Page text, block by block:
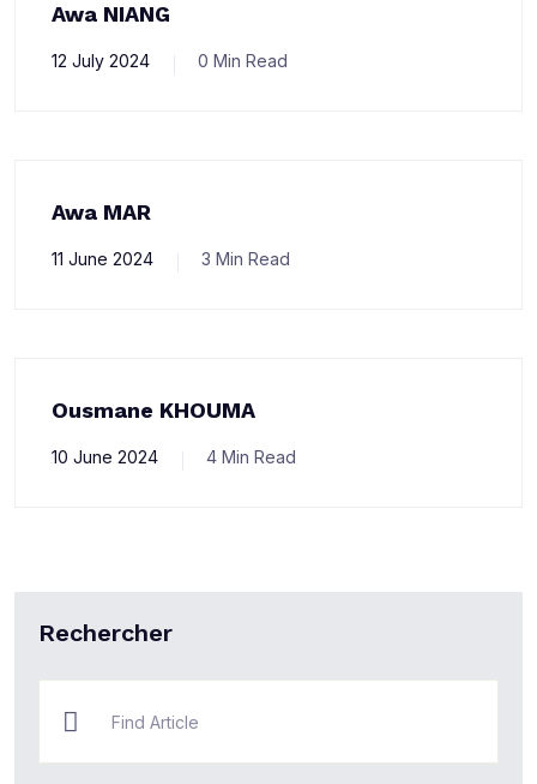
Awa NIANG
12 July 2024 0 Min Read
Awa MAR
11 June 2024 3 Min Read
Ousmane KHOUMA
10 June 2024 4 Min Read
Rechercher